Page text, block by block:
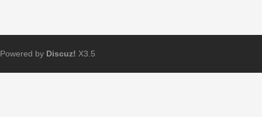
Powered by Discuz! X3.5